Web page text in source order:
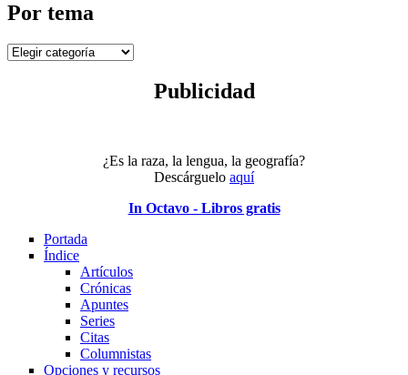
Por tema
Por
Publicidad
¿Es la raza, la lengua, la geografía?
Descárguelo aquí
In Octavo - Libros gratis
Portada
Índice
Artículos
Crónicas
Apuntes
Series
Citas
Columnistas
Opciones y recursos